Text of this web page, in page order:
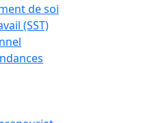
de soi
(SST)